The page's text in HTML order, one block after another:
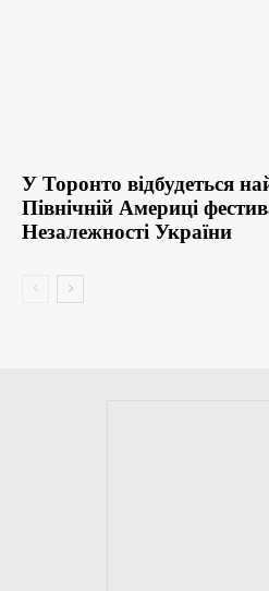
У Торонто відбудеться
Північній Америці
Незалежності України